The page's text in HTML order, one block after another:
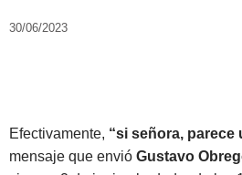
30/06/2023
Efectivamente, “si señora, parece
mensaje que envió Gustavo